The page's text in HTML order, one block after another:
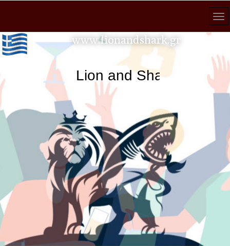
www.lionandshark.gr
Lion and Shark κάθε